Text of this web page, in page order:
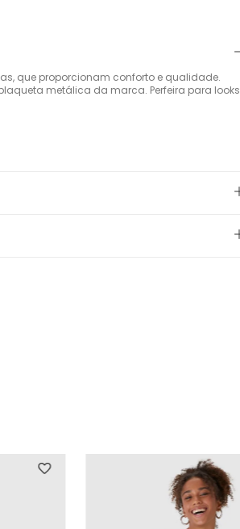
que proporcionam conforto e qualidade.
metálica da marca. Perfeira para looks